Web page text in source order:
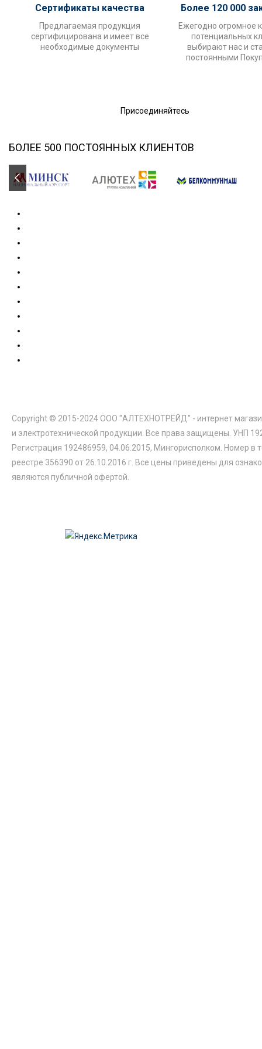
Сертификаты качества
Предлагаемая продукция
сертифицирована и имеет все
необходимые документы
Более 120 000
Ежегодно огромное
потенциальных
выбирают нас и
постоянными
Присоединяйтесь
БОЛЕЕ 500 ПОСТОЯННЫХ КЛИЕНТОВ
Copyright © 2015-2024 ООО "АЛТЕХНОТРЕЙД" - интернет
и электротехнической продукции. Все права защищены. УНП
Регистрация 192486959, 04.06.2015, Мингорисполком. Номер в
реестре 356390 от 26.10.2016 г. Все цены приведены для
являются публичной офертой.